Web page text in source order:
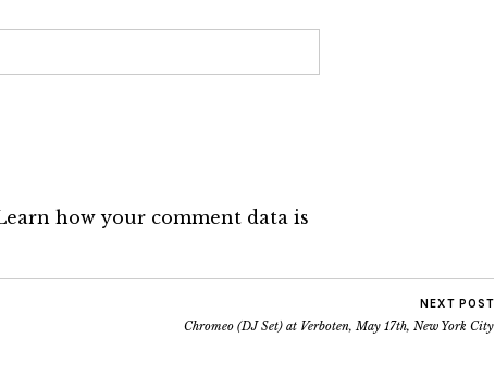
how your comment data is
NEXT POST
Chromeo (DJ Set) at Verboten, May 17th, New York City